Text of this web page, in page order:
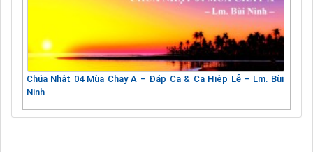
Chúa Nhật 04 Mùa Chay A – Đáp Ca & Ca Hiệp Lễ – Lm. Bùi
Ninh